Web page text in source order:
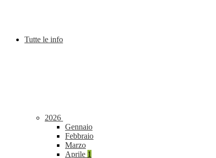
Tutte le info
2026
Gennaio
Febbraio
Marzo
Aprile 1